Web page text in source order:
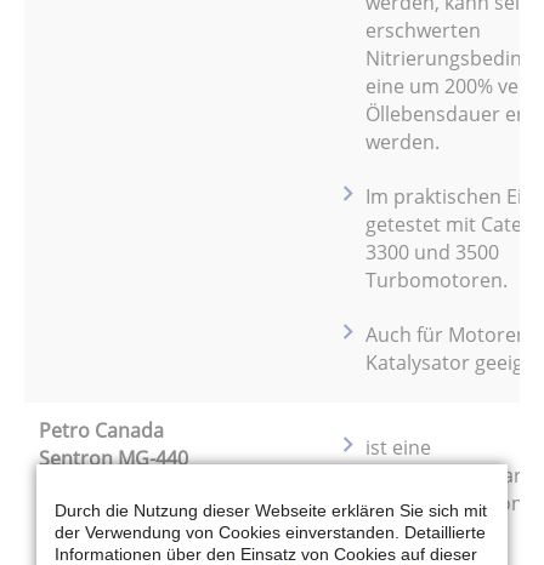
erschwerten
eine um 200%
Öllebensdauer
werden.
Im praktischen
getestet mit
3300 und 3500
Turbomotoren.
Auch für Motoren
Katalysator
Petro Canada
Sentron MG-440
ist eine
(SAE 15W-40) von
445.
Durch die Nutzung dieser Webseite erklären Sie sich mit
der Verwendung von Cookies einverstanden. Detaillierte
Informationen über den Einsatz von Cookies auf dieser